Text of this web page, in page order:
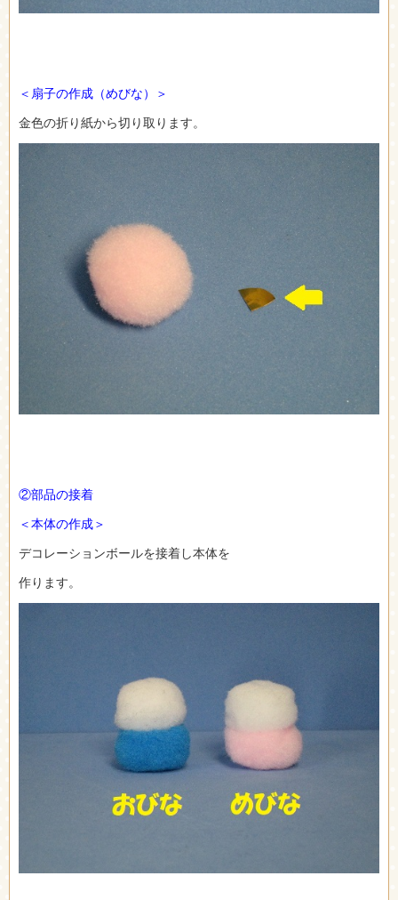
＜扇子の作成（めびな）＞
金色の折り紙から切り取ります。
②部品の接着
＜本体の作成＞
デコレーションボールを接着し本体を
作ります。